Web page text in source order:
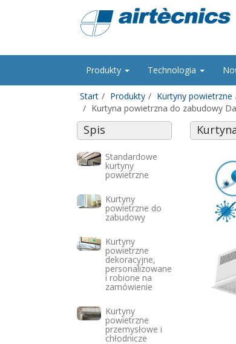
Produkty Technologia
Start Produkty Kurtyny powietrzne
Kurtyna powietrzna do zabudowy
Spis
Standardowe
kurtyny
powietrzne
Kurtyny
powietrzne do
zabudowy
Kurtyny
powietrzne
dekoracyjne,
personalizowane
i robione na
zamówienie
Kurtyny
powietrzne
przemysłowe i
chłodnicze